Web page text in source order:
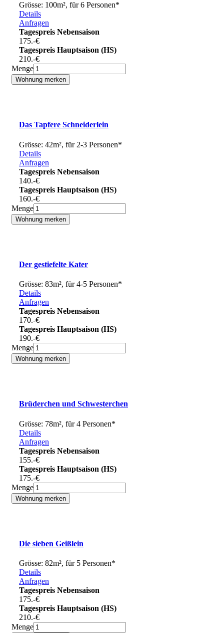
Grösse: 100m², für 6 Personen*
Details
Anfragen
Tagespreis Nebensaison
175.-€
Tagespreis Hauptsaison (HS)
210.-€
Menge
Das Tapfere Schneiderlein
Grösse: 42m², für 2-3 Personen*
Details
Anfragen
Tagespreis Nebensaison
140.-€
Tagespreis Hauptsaison (HS)
160.-€
Menge
Der gestiefelte Kater
Grösse: 83m², für 4-5 Personen*
Details
Anfragen
Tagespreis Nebensaison
170.-€
Tagespreis Hauptsaison (HS)
190.-€
Menge
Brüderchen und Schwesterchen
Grösse: 78m², für 4 Personen*
Details
Anfragen
Tagespreis Nebensaison
155.-€
Tagespreis Hauptsaison (HS)
175.-€
Menge
Die sieben Geißlein
Grösse: 82m², für 5 Personen*
Details
Anfragen
Tagespreis Nebensaison
175.-€
Tagespreis Hauptsaison (HS)
210.-€
Menge